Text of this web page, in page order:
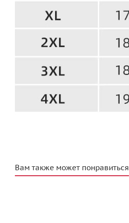
Вам также может понравиться